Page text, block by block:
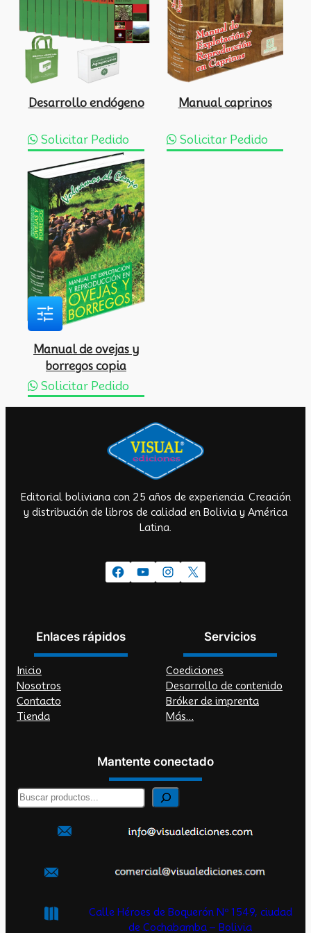
Desarrollo endógeno
Solicitar Pedido
Manual caprinos
Solicitar Pedido
Manual de ovejas y
borregos copia
Solicitar Pedido
Editorial boliviana con 25 años de experiencia. Creación
y distribución de libros de calidad en Bolivia y América
Latina.
Facebook YouTube Instagram X
Enlaces rápidos
Inicio
Nosotros
Contacto
Tienda
Servicios
Coediciones
Desarrollo de contenido
Bróker de imprenta
Más…
Mantente conectado
B
Calle Héroes de Boquerón Nº 1549, ciudad
de Cochabamba – Bolivia